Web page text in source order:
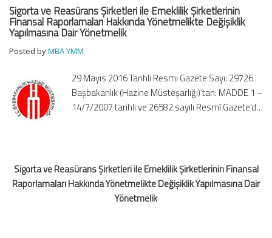
ve
Reasürans
Şirketleri
Emeklilik
Finansal
Raporlamaları
Hakkında
Yönetmelik
için
Sigorta ve Reasürans Şirketleri ile Emeklilik Şirketlerinin
Finansal Raporlamaları Hakkında Yönetmelikte Değişiklik
Yapılmasına Dair Yönetmelik
Posted byMBA YMM
29 Mayıs 2016 Tarihli Resmi Gazete Sayı: 29726
Başbakanlık (Hazine Müsteşarlığı)’tan: MADDE 1 –
14/7/2007 tarihli ve 26582 sayılı Resmî Gazete’d…
Sigorta ve Reasürans Şirketleri ile Emeklilik Şirketlerinin Finansal
Raporlamaları Hakkında Yönetmelikte Değişiklik Yapılmasına Dair
Yönetmelik